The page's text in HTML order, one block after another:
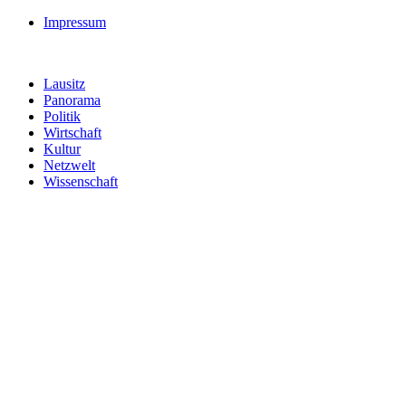
Impressum
Lausitz
Panorama
Politik
Wirtschaft
Kultur
Netzwelt
Wissenschaft